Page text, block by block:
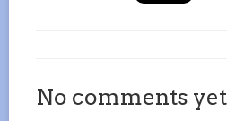
No comments yet